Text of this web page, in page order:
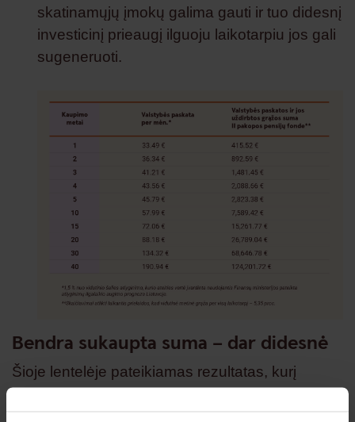
skatinamųjų įmokų galima gauti ir tuo didesnį
investicinį prieaugį ilguoju laikotarpiu jos gali
sugeneruoti.
Bendra sukaupta suma – dar didesnė
Šioje lentelėje pateikiamas rezultatas, kurį